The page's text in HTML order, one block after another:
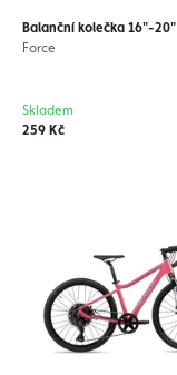
Balanční kolečka 16"-20"
Force
259 Kč
Skladem